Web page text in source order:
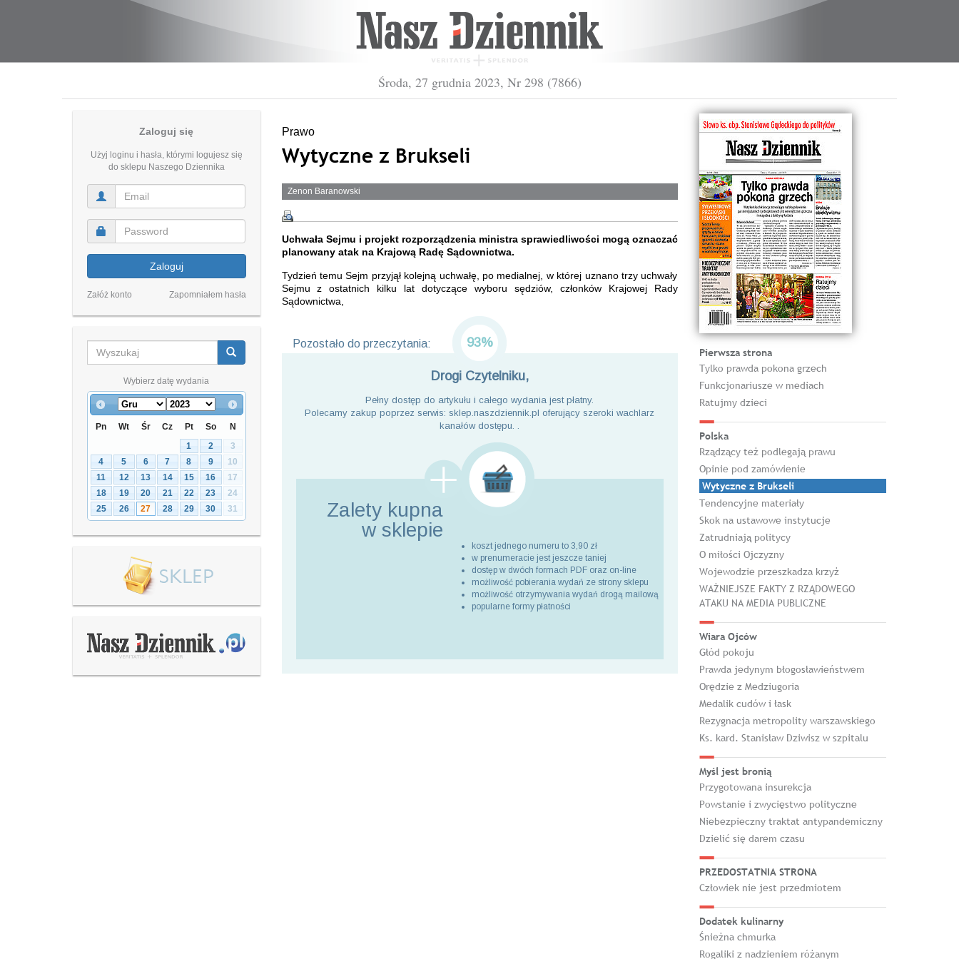
Środa, 27 grudnia 2023, Nr 298 (7866)
Zaloguj się
Użyj loginu i hasła, którymi logujesz się
do sklepu Naszego Dziennika
Zaloguj
Załóż konto Zapomniałem hasła
Wybierz datę wydania
Pn Wt Śr Cz Pt So
N
1
2
3
4
5 6 7 8 9
10
11
12 13 14 15 16
17
18
19 20 21 22 23
24
25
26 27 28 29 30 31
Prawo
Wytyczne z Brukseli
Zenon Baranowski
Uchwała Sejmu i projekt rozporządzenia ministra sprawiedliwości mogą oznaczać
planowany atak na Krajową Radę Sądownictwa.
Tydzień temu Sejm przyjął kolejną uchwałę, po medialnej, w której uznano trzy uchwały
Sejmu z ostatnich kilku lat dotyczące wyboru sędziów, członków Krajowej Rady
Sądownictwa,
Pozostało do przeczytania: 93%
Drogi Czytelniku,
Pełny dostęp do artykułu i całego wydania jest płatny.
Polecamy zakup poprzez serwis: sklep.naszdziennik.pl oferujący szeroki wachlarz
kanałów dostępu. .
Zalety kupna
w sklepie
koszt jednego numeru to 3,90 zł
w prenumeracie jest jeszcze taniej
dostęp w dwóch formach PDF oraz on-line
możliwość pobierania wydań ze strony sklepu
możliwość otrzymywania wydań drogą mailową
popularne formy płatności
Pierwsza strona
Tylko prawda pokona grzech
Funkcjonariusze w mediach
Ratujmy dzieci
Polska
Rządzący też podlegają prawu
Opinie pod zamówienie
Wytyczne z Brukseli
Tendencyjne materiały
Skok na ustawowe instytucje
Zatrudniają politycy
O miłości Ojczyzny
Wojewodzie przeszkadza krzyż
WAŻNIEJSZE FAKTY Z RZĄDOWEGO
ATAKU NA MEDIA PUBLICZNE
Wiara Ojców
Głód pokoju
Prawda jedynym błogosławieństwem
Orędzie z Medziugoria
Medalik cudów i łask
Rezygnacja metropolity warszawskiego
Ks. kard. Stanisław Dziwisz w szpitalu
Myśl jest bronią
Przygotowana insurekcja
Powstanie i zwycięstwo polityczne
Niebezpieczny traktat antypandemiczny
Dzielić się darem czasu
PRZEDOSTATNIA STRONA
Człowiek nie jest przedmiotem
Dodatek kulinarny
Śnieżna chmurka
Rogaliki z nadzieniem różanym